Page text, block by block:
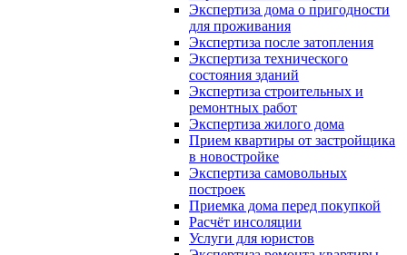
Экспертиза дома о пригодности
для проживания
Экспертиза после затопления
Экспертиза технического
состояния зданий
Экспертиза строительных и
ремонтных работ
Экспертиза жилого дома
Прием квартиры от застройщика
в новостройке
Экспертиза самовольных
построек
Приемка дома перед покупкой
Расчёт инсоляции
Услуги для юристов